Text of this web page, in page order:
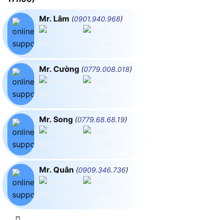
Mr. Lâm (0901.940.968)
Mr. Cường (0779.008.018)
Mr. Song (0779.68.68.19)
Mr. Quân (0909.346.736)